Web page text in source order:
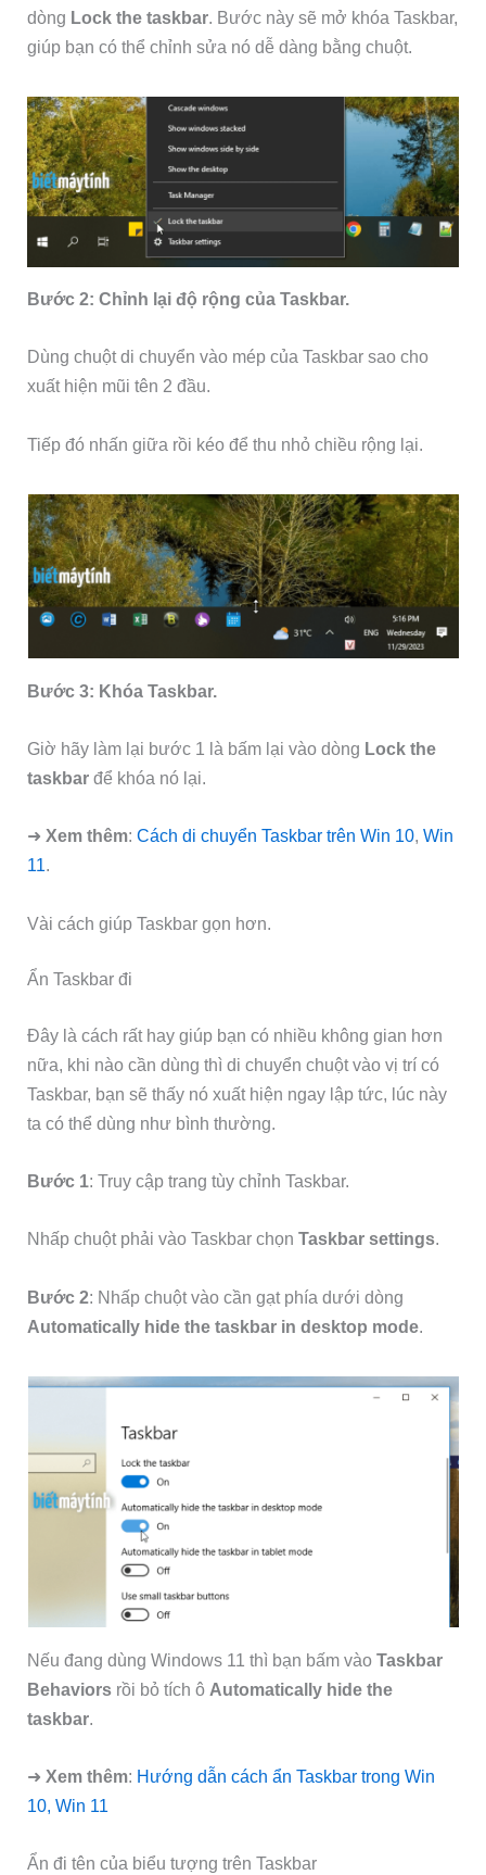
dòng Lock the taskbar . Bước này sẽ mở khóa Taskbar,
giúp bạn có thể chỉnh sửa nó dễ dàng bằng chuột.
Bước 2: Chỉnh lại độ rộng của Taskbar.
Dùng chuột di chuyển vào mép của Taskbar sao cho
xuất hiện mũi tên 2 đầu.
Tiếp đó nhấn giữa rồi kéo để thu nhỏ chiều rộng lại.
Bước 3: Khóa Taskbar.
Giờ hãy làm lại bước 1 là bấm lại vào dòng Lock the
taskbar để khóa nó lại.
➜Xem thêm:Cách di chuyển Taskbar trên Win 10,Win
11.
Vài cách giúp Taskbar gọn hơn.
Ẩn Taskbar đi
Đây là cách rất hay giúp bạn có nhiều không gian hơn
nữa, khi nào cần dùng thì di chuyển chuột vào vị trí có
Taskbar, bạn sẽ thấy nó xuất hiện ngay lập tức, lúc này
ta có thể dùng như bình thường.
Bước 1: Truy cập trang tùy chỉnh Taskbar.
Nhấp chuột phải vào Taskbar chọnTaskbar settings.
Bước 2: Nhấp chuột vào cần gạt phía dưới dòng
Automatically hide the taskbar in desktop mode
Nếu đang dùng Windows 11 thì bạn bấm vàoTaskbar
Behaviors rồi bỏ tích ô Automatically hide the
taskbar.
➜Xem thêm: Hướng dẫn cách ẩn Taskbar trong Win
10, Win 11
Ẩn đi tên của biểu tượng trên Taskbar